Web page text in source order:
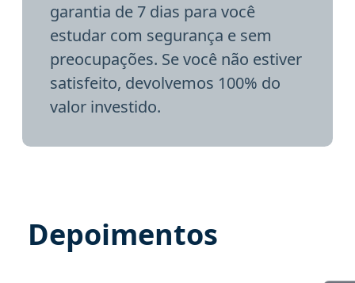
garantia de 7 dias para você
estudar com segurança e sem
preocupações. Se você não estiver
satisfeito, devolvemos 100% do
valor investido.
Depoimentos